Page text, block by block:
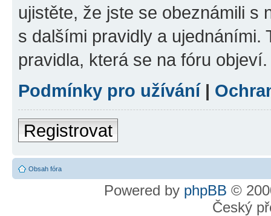
ujistěte, že jste se obeznámili s
s dalšími pravidly a ujednáními.
pravidla, která se na fóru objeví.
Podmínky pro užívání|
Registrovat
Obsah fóra
Powered by phpBB ©
Český